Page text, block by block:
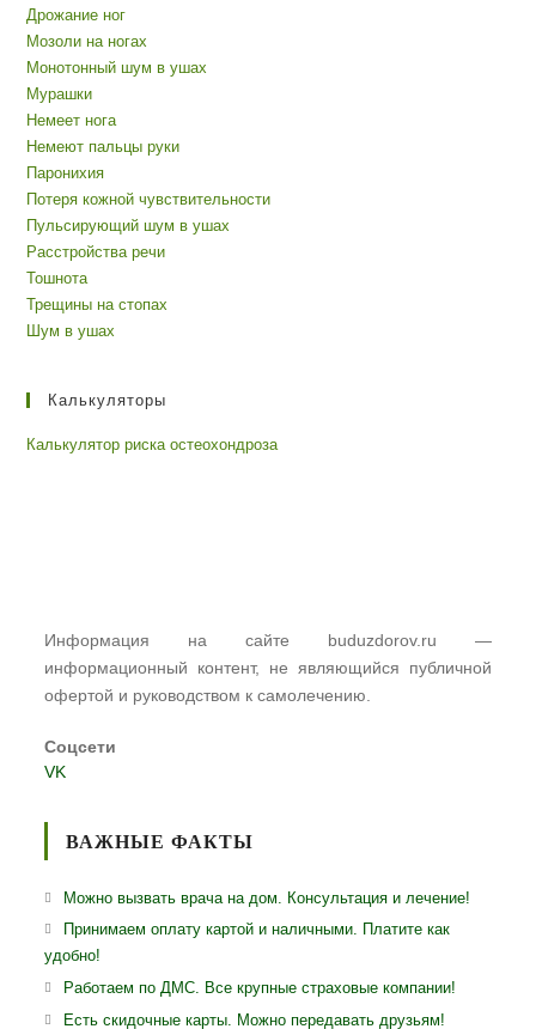
Дрожание ног
Мозоли на ногах
Монотонный шум в ушах
Мурашки
Немеет нога
Немеют пальцы руки
Паронихия
Потеря кожной чувствительности
Пульсирующий шум в ушах
Расстройства речи
Тошнота
Трещины на стопах
Шум в ушах
Калькуляторы
Калькулятор риска остеохондроза
Информация на сайте buduzdorov.ru —
информационный контент, не являющийся публичной
офертой и руководством к самолечению.
Соцсети
VK
ВАЖНЫЕ ФАКТЫ
Можно вызвать врача на дом. Консультация и лечение!
Принимаем оплату картой и наличными. Платите как
удобно!
Работаем по ДМС. Все крупные страховые компании!
Есть скидочные карты. Можно передавать друзьям!